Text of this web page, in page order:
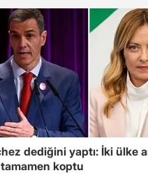
dediğini yaptı: İki ülke
koptu